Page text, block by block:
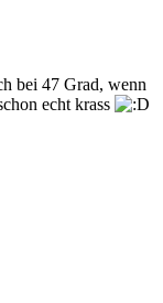
bei 47 Grad, wenn
echt krass